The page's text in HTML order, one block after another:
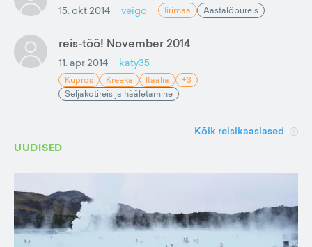
15. okt 2014 veigo Iirimaa Aastalõpureis
reis-töö! November 2014
11. apr 2014 katy35
Küpros Kreeka Itaalia
+3
Seljakotireis ja hääletamine
Kõik reisikaaslased
UUDISED